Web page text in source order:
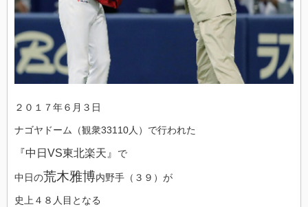
２０１７年６月３日
ナゴヤドーム（観衆33110人）で行われた
『中日VS東北楽天』 で
中日の荒木雅博内野手（３９）が
史上４８人目となる